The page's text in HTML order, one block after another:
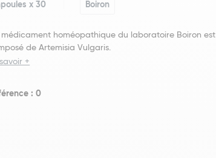
x 30 Boiron
médicament homéopathique du laboratoire Boiron est
de Artemisia Vulgaris.
+
: 0